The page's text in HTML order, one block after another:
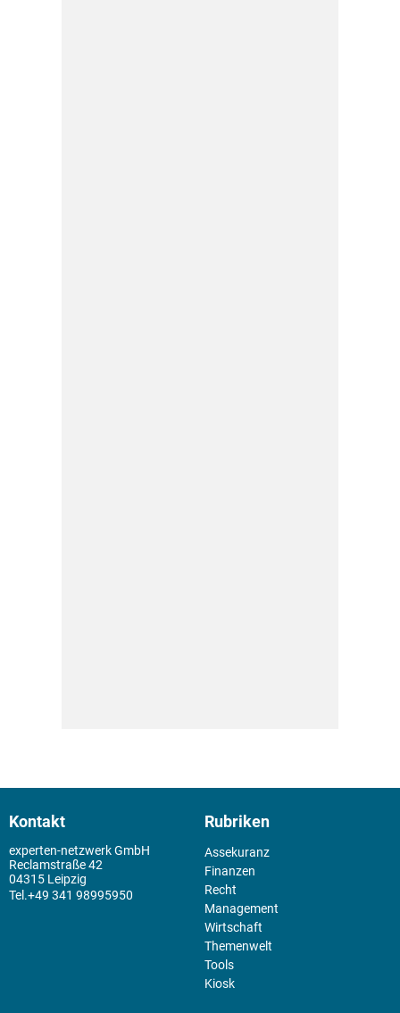
Kontakt
experten-netzwerk GmbH
Reclamstraße 42
04315 Leipzig
+49 341 98995950
Rubriken
Assekuranz
Finanzen
Recht
Management
Wirtschaft
Themenwelt
Tools
Kiosk